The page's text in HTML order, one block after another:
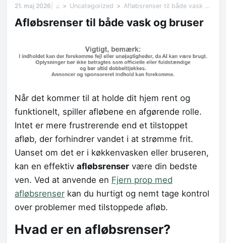
21. maj 2026 ⌂ Uncategorized Afløbsrenser til både vask og bruser
Afløbsrenser til både vask og bruser
Når det kommer til at holde dit hjem rent og
funktionelt, spiller afløbene en afgørende rolle.
Intet er mere frustrerende end et tilstoppet
afløb, der forhindrer vandet i at strømme frit.
Uanset om det er i køkkenvasken eller bruseren,
kan en effektiv afløbsrenser være din bedste
ven. Ved at anvende en Fjern prop med
afløbsrenser kan du hurtigt og nemt tage kontrol
over problemer med tilstoppede afløb.
Hvad er en afløbsrenser?